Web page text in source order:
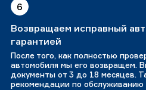
6
Возвращаем исправный
гарантией
После того, как полностью
автомобиля мы его возвращем.
документы от 3 до 18 месяцев.
рекомендации по обслуживанию